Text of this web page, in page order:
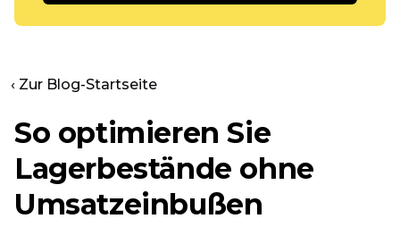
‹ Zur Blog-Startseite
So optimieren Sie
Lagerbestände ohne
Umsatzeinbußen